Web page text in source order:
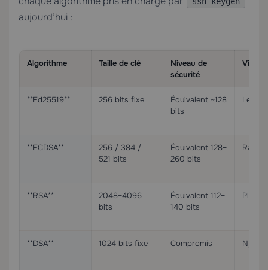
aujourd’hui :
Algorithme Taille de clé
Niveau de
sécurité
**Ed25519** 256 bits fixe
Équivalent ~128
bits
Le
**ECDSA**
256 / 384 /
521 bits
Équivalent 128–
260 bits
Rapide
**RSA**
2048–4096
bits
Équivalent 112–
140 bits
Plus
**DSA** 1024 bits fixe Compromis N/A